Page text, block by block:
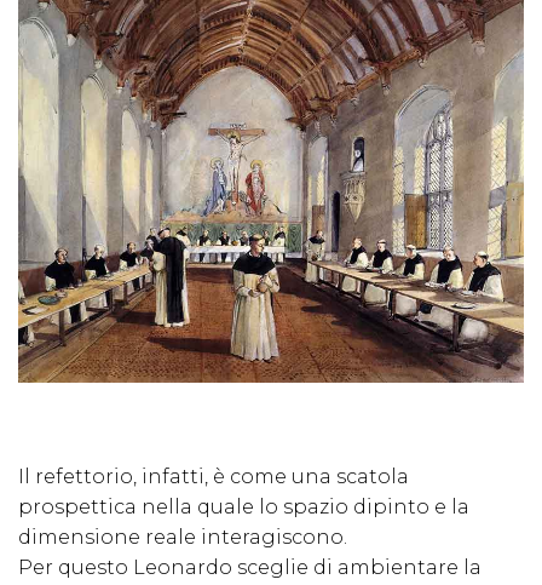
Il refettorio, infatti, è come una scatola
prospettica nella quale lo spazio dipinto e la
dimensione reale interagiscono.
Per questo Leonardo sceglie di ambientare la